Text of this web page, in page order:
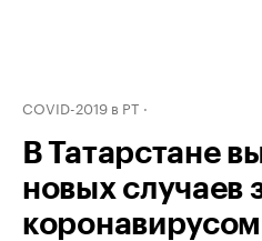
COVID-2019 в РТ
В Татарстане
новых случаев
коронавирусом